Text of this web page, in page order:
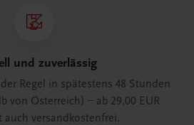
und zuverlässig
Regel in spätestens 48 Stunden
von Österreich) – ab 29,00 EUR
auch versandkostenfrei.